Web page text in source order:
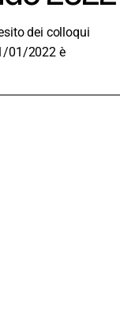
dei colloqui
01/2022 è